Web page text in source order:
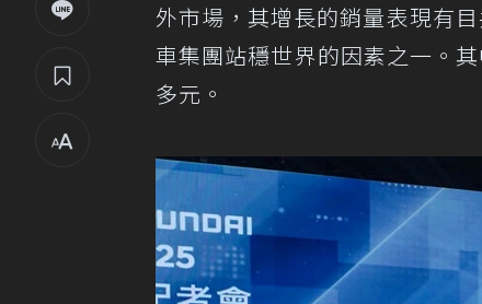
外市場，其增長的銷量表現有
車集團站穩世界的因素之一。
多元。